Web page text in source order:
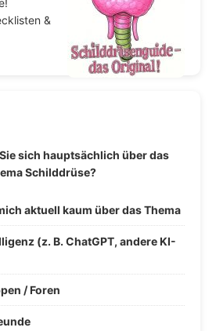
&
sich hauptsächlich über das
Schilddrüse?
aktuell kaum über das Thema
(z. B. ChatGPT, andere KI-
/ Foren